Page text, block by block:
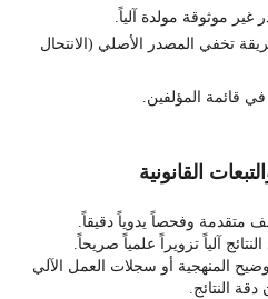
موثوقة مولدة آلياً.
تخفي المصدر الأصلي (الانتحال
قائمة المؤلفين.
القانونية
متقدمة وفحصاً يدوياً دقيقاً.
آلياً تزويراً علمياً صريحاً.
المنهجية أو سجلات العمل الآلي
النتائج.